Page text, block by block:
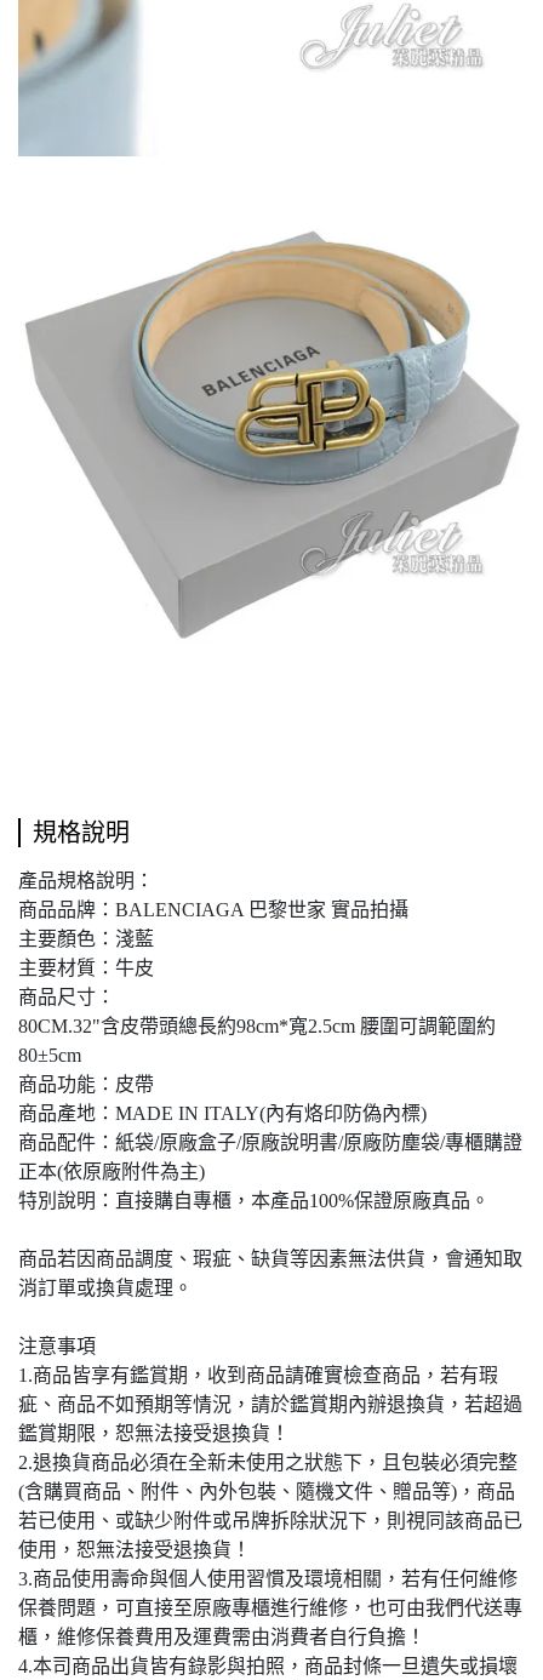
規格說明
產品規格說明：
商品品牌：BALENCIAGA 巴黎世家 實品拍攝
主要顏色：淺藍
主要材質：牛皮
商品尺寸：
80CM.32"含皮帶頭總長約98cm*寬2.5cm 腰圍可調範圍約
80±5cm
商品功能：皮帶
商品產地：MADE IN ITALY(內有烙印防偽內標)
商品配件：紙袋/原廠盒子/原廠說明書/原廠防塵袋/專櫃購證
正本(依原廠附件為主)
特別說明：直接購自專櫃，本產品100%保證原廠真品。
商品若因商品調度、瑕疵、缺貨等因素無法供貨，會通知取
消訂單或換貨處理。
注意事項
1.商品皆享有鑑賞期，收到商品請確實檢查商品，若有瑕
疵、商品不如預期等情況，請於鑑賞期內辦退換貨，若超過
鑑賞期限，恕無法接受退換貨！
2.退換貨商品必須在全新未使用之狀態下，且包裝必須完整
(含購買商品、附件、內外包裝、隨機文件、贈品等)，商品
若已使用、或缺少附件或吊牌拆除狀況下，則視同該商品已
使用，恕無法接受退換貨！
3.商品使用壽命與個人使用習慣及環境相關，若有任何維修
保養問題，可直接至原廠專櫃進行維修，也可由我們代送專
櫃，維修保養費用及運費需由消費者自行負擔！
4.本司商品出貨皆有錄影與拍照，商品封條一旦遺失或損壞